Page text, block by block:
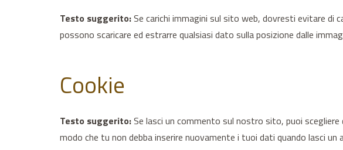
Testo suggerito:Se carichi immagini sul sito web, dovresti evitare di
possono scaricare ed estrarre qualsiasi dato sulla posizione dalle
Cookie
Testo suggerito:Se lasci un commento sul nostro sito, puoi
modo che tu non debba inserire nuovamente i tuoi dati quando lasci